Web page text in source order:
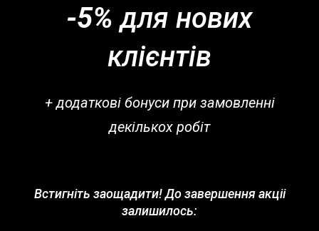
-5% для нових
клієнтів
+ додаткові бонуси при замовленні
декількох робіт
Встигніть заощадити! До завершення акціі
залишилось: